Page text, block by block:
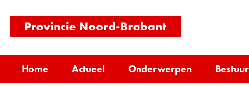
homepage)
Home Actueel Onderwerpen Bestuur